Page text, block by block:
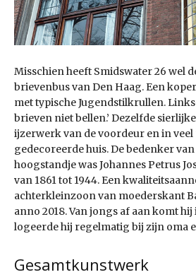
Misschien heeft Smidswater 26 wel
brievenbus van Den Haag. Een
met typische Jugendstilkrullen.
brieven niet bellen.’ Dezelfde
ijzerwerk van de voordeur en in
gedecoreerde huis. De bedenker
hoogstandje was Johannes Petrus
van 1861 tot 1944. Een
achterkleinzoon van moederskant
anno 2018. Van jongs af aan komt
logeerde hij regelmatig bij zijn oma
Gesamtkunstwerk